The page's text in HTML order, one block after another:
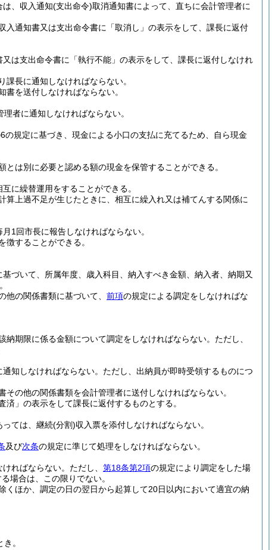
、収入通知(支出命令)取消通知書によって、直ちに会計管理者に
通知書又は支出命令書に「取消し」の表示をして、課長に返付
は支出命令書に「執行不能」の表示をして、課長に返付しなけれ
長に通知しなければならない。
を送付しなければならない。
者に通知しなければならない。
の規定に基づき、現金による小口の支払に充てるため、自ら現金
とは別に必要と認める額の現金を保管することができる。
に繰替運用をすることができる。
算上過不足が生じたときに、相互に繰入れ又は補てんする関係に
1回市長に報告しなければならない。
することができる。
づいて、所属年度、歳入科目、納入すべき金額、納入者、納期又
の関係書類に基づいて、 前項の規定による調定をしなければな
期限に係る金額について調定をしなければならない。 ただし、
知しなければならない。 ただし、出納員が即時受領するものにつ
の他の関係書類を会計管理者に送付しなければならない。
」の表示をして課長に返付するものとする。
っては、継続(分割)収入票を添付しなければならない。
及び次条の規定に準じて処理をしなければならない。
ればならない。 ただし、 第18条第2項の規定により調定をした場
場合は、この限りでない。
ほか、調定の日の翌日から起算して20日以内において適宜の納
。